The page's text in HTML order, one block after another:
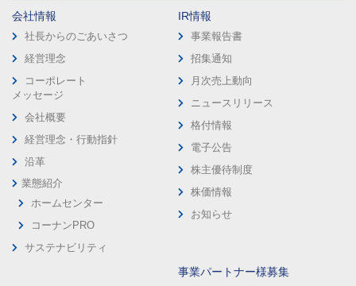
会社情報
社長からのごあいさつ
経営理念
コーポレート
メッセージ
会社概要
経営理念・行動指針
沿革
業態紹介
ホームセンター
コーナンPRO
サステナビリティ
IR情報
事業報告書
招集通知
月次売上動向
ニュースリリース
格付情報
電子公告
株主優待制度
株価情報
お知らせ
事業パートナー様募集